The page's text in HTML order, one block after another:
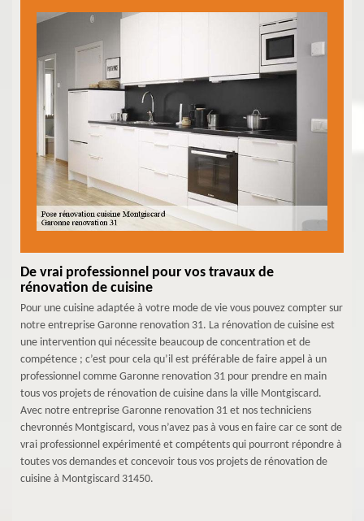
De vrai professionnel pour vos travaux de
rénovation de cuisine
Pour une cuisine adaptée à votre mode de vie vous pouvez compter sur
notre entreprise Garonne renovation 31. La rénovation de cuisine est
une intervention qui nécessite beaucoup de concentration et de
compétence ; c’est pour cela qu’il est préférable de faire appel à un
professionnel comme Garonne renovation 31 pour prendre en main
tous vos projets de rénovation de cuisine dans la ville Montgiscard.
Avec notre entreprise Garonne renovation 31 et nos techniciens
chevronnés Montgiscard, vous n’avez pas à vous en faire car ce sont de
vrai professionnel expérimenté et compétents qui pourront répondre à
toutes vos demandes et concevoir tous vos projets de rénovation de
cuisine à Montgiscard 31450.